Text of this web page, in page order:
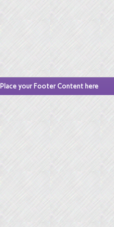
Place your Footer Content here